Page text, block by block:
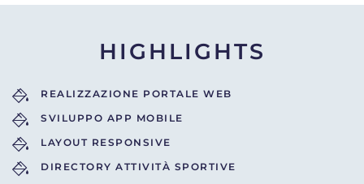
HIGHLIGHTS
REALIZZAZIONE PORTALE WEB
SVILUPPO APP MOBILE
LAYOUT RESPONSIVE
DIRECTORY ATTIVITÀ SPORTIVE